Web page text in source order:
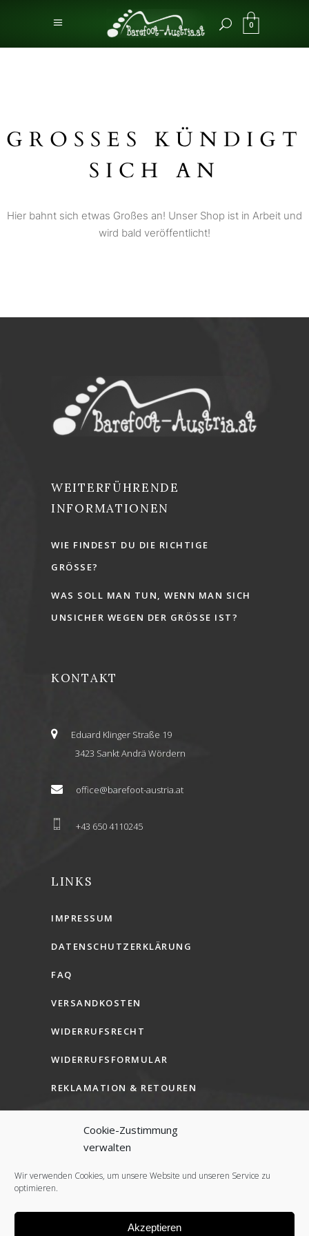
Cookie-Zustimmung
verwalten
Wir verwenden Cookies, um unsere Website und unseren Service zu
optimieren.
Akzeptieren
0
GROSSES KÜNDIGT S
ICH AN
Hier bahnt sich etwas Großes an! Unser Shop ist in Arbeit und
wird bald veröffentlicht!
WEITERFÜHRENDE
INFORMATIONEN
WIE FINDEST DU DIE RICHTIGE
GRÖSSE?
WAS SOLL MAN TUN, WENN MAN SICH
UNSICHER WEGEN DER GRÖSSE IST?
KONTAKT
Eduard Klinger Straße 19
3423 Sankt Andrä Wördern
office@barefoot-austria.at
+43 650 4110245
LINKS
IMPRESSUM
DATENSCHUTZERKLÄRUNG
FAQ
VERSANDKOSTEN
WIDERRUFSRECHT
WIDERRUFSFORMULAR
REKLAMATION & RETOUREN
AGB (B2B)
COOKIE-RICHTLINIE (EU)